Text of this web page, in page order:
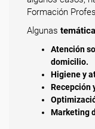
Formación
Algunas
Atención
domicilio.
Higiene y
Recepción
Marketing